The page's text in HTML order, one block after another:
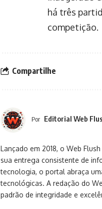
há três
competição.
Compartilhe
Por Editorial Web
Lançado em 2018, o Web
sua entrega consistente de
tecnologia, o portal abraça
tecnológicas. A redação do
padrão de integridade e